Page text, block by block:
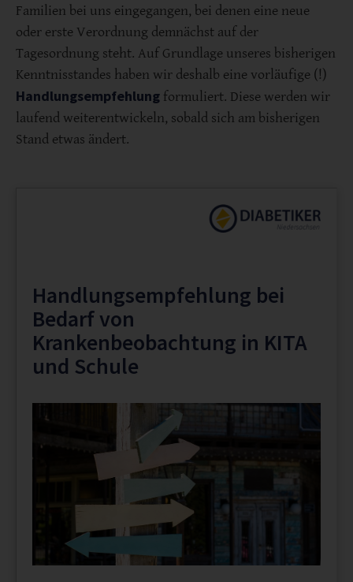
Familien bei uns eingegangen, bei denen eine neue
oder erste Verordnung demnächst auf der
Tagesordnung steht. Auf Grundlage unseres bisherigen
Kenntnisstandes haben wir deshalb eine vorläufige (!)
Handlungsempfehlung formuliert. Diese werden wir
laufend weiterentwickeln, sobald sich am bisherigen
Stand etwas ändert.
Handlungsempfehlung bei
Bedarf von
Krankenbeobachtung in KITA
und Schule